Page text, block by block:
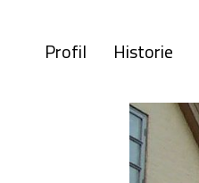
Profil Historie